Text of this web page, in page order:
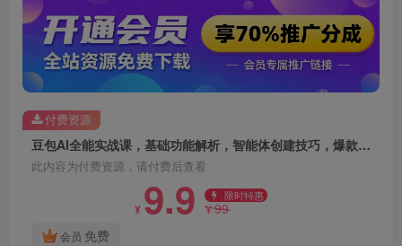
豆包AI全能实战课，基础功能解析，智能体创建技巧，爆款内容量产
此内容为付费资源，请付费后查看
¥ 9.9 限时特惠
¥99
会员 免费
付费资源